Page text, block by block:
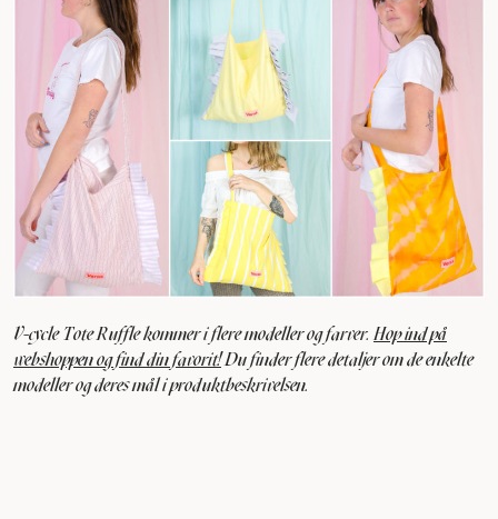
V-cycle Tote Ruffle kommer i flere modeller og farver. Hop ind på
webshoppen og find din favorit!Du finder flere detaljer om de enkelte
modeller og deres mål i produktbeskrivelsen.